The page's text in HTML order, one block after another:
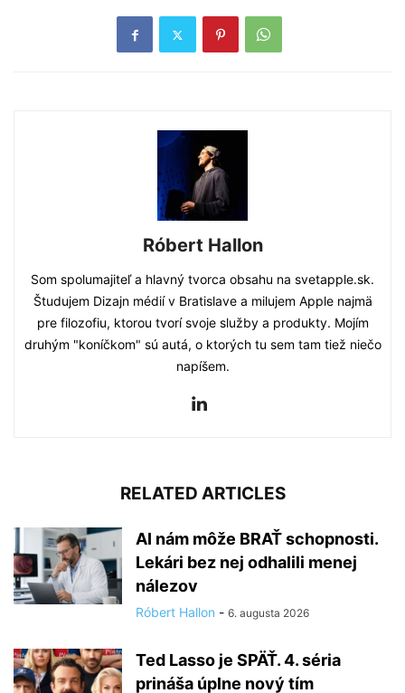
Róbert Hallon
Som spolumajiteľ a hlavný tvorca obsahu na svetapple.sk.
Študujem Dizajn médií v Bratislave a milujem Apple najmä
pre filozofiu, ktorou tvorí svoje služby a produkty. Mojím
druhým "koníčkom" sú autá, o ktorých tu sem tam tiež niečo
napíšem.
RELATED ARTICLES
AI nám môže BRAŤ schopnosti.
Lekári bez nej odhalili menej
nálezov
Róbert Hallon - 6. augusta 2026
Ted Lasso je SPÄŤ. 4. séria
prináša úplne nový tím